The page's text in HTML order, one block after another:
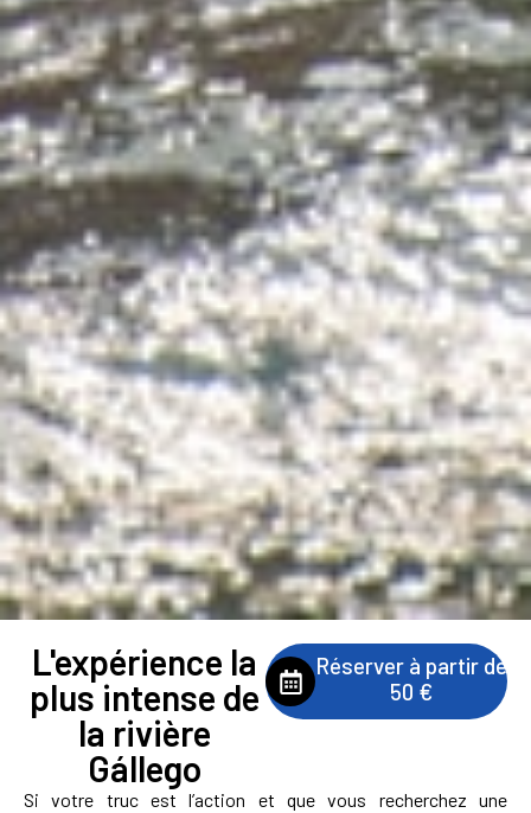
L'expérience la
plus intense de
la rivière
Gállego
Réserver à partir de
50 €
Si votre truc est l’action et que vous recherchez une